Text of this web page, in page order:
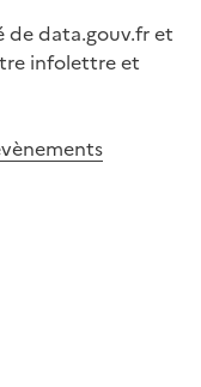
de data.gouv.fr et
infolettre et